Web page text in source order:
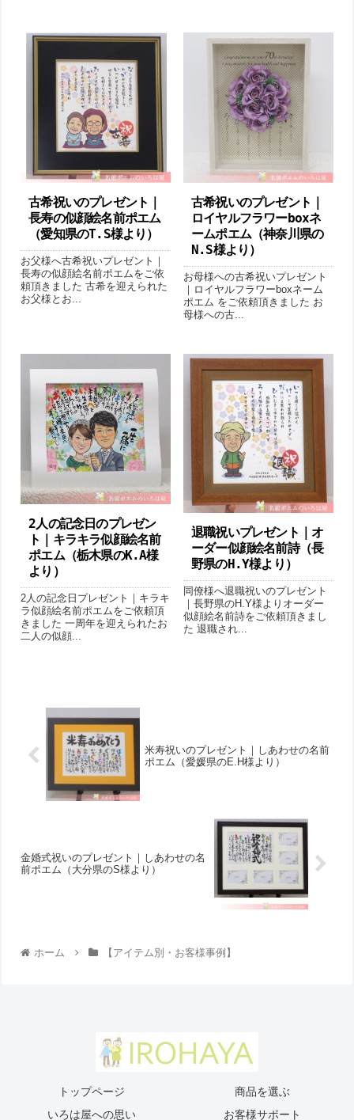
古希祝いのプレゼント｜
長寿の似顔絵名前ポエム
（愛知県のT.S様より ）
お父様へ古希祝いプレゼント｜
長寿の似顔絵名前ポエムをご依
頼頂きました 古希を迎えられた
お父様とお...
古希祝いのプレゼント｜
ロイヤルフラワーboxネ
ームポエム（神奈川県の
N.S様より ）
お母様への古希祝いプレゼント
｜ロイヤルフラワーboxネーム
ポエム をご依頼頂きました お
母様への古...
2人の記念日のプレゼン
ト｜キラキラ似顔絵名前
ポエム（栃木県のK.A様
より ）
2人の記念日プレゼント｜キラキ
ラ似顔絵名前ポエムをご依頼頂
きました 一周年を迎えられたお
二人の似顔...
退職祝いプレゼント｜オ
ーダー似顔絵名前詩（長
野県のH.Y様より ）
同僚様へ退職祝いのプレゼント
｜長野県のH.Y様よりオーダー
似顔絵名前詩をご依頼頂きまし
た 退職され...
米寿祝いのプレゼント｜しあわせの名前
ポエム （愛媛県のE.H様より）
金婚式祝いのプレゼント｜しあわせの名
前ポエム （大分県のS様より ）
ホーム 【アイテム別・お客様事例】
トップページ
商品を選ぶ
いろは屋への思い
お客様サポート